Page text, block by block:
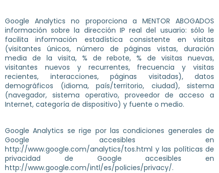
Google Analytics no proporciona a MENTOR ABOGADOS
información sobre la dirección IP real del usuario: sólo le
facilita información estadística consistente en visitas
(visitantes únicos, número de páginas vistas, duración
media de la visita, % de rebote, % de visitas nuevas,
visitantes nuevos y recurrentes, frecuencia y visitas
recientes, interacciones, páginas visitadas), datos
demográficos (idioma, país/territorio, ciudad), sistema
(navegador, sistema operativo, proveedor de acceso a
Internet, categoría de dispositivo) y fuente o medio.
Google Analytics se rige por las condiciones generales de
Google accesibles en
http://www.google.com/analytics/tos.html y las políticas de
privacidad de Google accesibles en
http://www.google.com/intl/es/policies/privacy/.